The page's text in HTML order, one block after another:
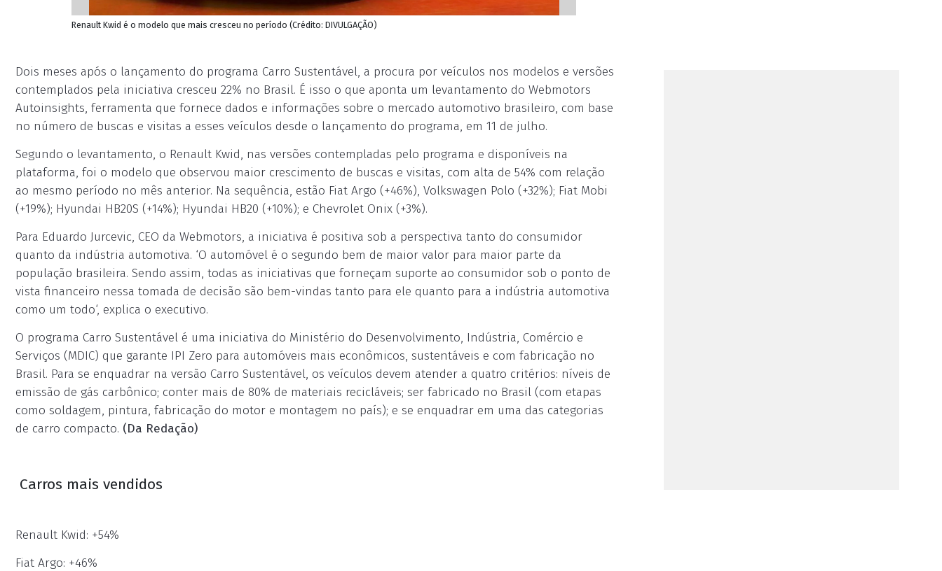
Renault Kwid é o modelo que mais cresceu no período (Crédito: DIVULGAÇÃO)
Dois meses após o lançamento do programa Carro Sustentável, a procura por veículos nos modelos e versões
contemplados pela iniciativa cresceu 22% no Brasil. É isso o que aponta um levantamento do Webmotors
Autoinsights, ferramenta que fornece dados e informações sobre o mercado automotivo brasileiro, com base
no número de buscas e visitas a esses veículos desde o lançamento do programa, em 11 de julho.
Segundo o levantamento, o Renault Kwid, nas versões contempladas pelo programa e disponíveis na
plataforma, foi o modelo que observou maior crescimento de buscas e visitas, com alta de 54% com relação
ao mesmo período no mês anterior. Na sequência, estão Fiat Argo (+46%), Volkswagen Polo (+32%); Fiat Mobi
(+19%); Hyundai HB20S (+14%); Hyundai HB20 (+10%); e Chevrolet Onix (+3%).
Para Eduardo Jurcevic, CEO da Webmotors, a iniciativa é positiva sob a perspectiva tanto do consumidor
quanto da indústria automotiva. ‘O automóvel é o segundo bem de maior valor para maior parte da
população brasileira. Sendo assim, todas as iniciativas que forneçam suporte ao consumidor sob o ponto de
vista financeiro nessa tomada de decisão são bem-vindas tanto para ele quanto para a indústria automotiva
como um todo‘, explica o executivo.
O programa Carro Sustentável é uma iniciativa do Ministério do Desenvolvimento, Indústria, Comércio e
Serviços (MDIC) que garante IPI Zero para automóveis mais econômicos, sustentáveis e com fabricação no
Brasil. Para se enquadrar na versão Carro Sustentável, os veículos devem atender a quatro critérios: níveis de
emissão de gás carbônico; conter mais de 80% de materiais recicláveis; ser fabricado no Brasil (com etapas
como soldagem, pintura, fabricação do motor e montagem no país); e se enquadrar em uma das categorias
de carro compacto. (Da Redação)
Carros mais vendidos
Renault Kwid: +54%
Fiat Argo: +46%